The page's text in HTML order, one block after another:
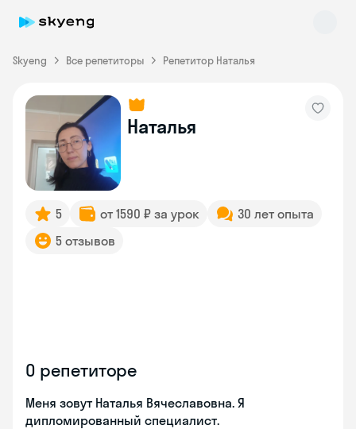
Skyeng Все репетиторы Репетитор Наталья
Наталья
5 от 1590 ₽ за урок
30 лет опыта
5 отзывов
О репетиторе
Меня зовут Наталья Вячеславовна. Я
дипломированный специалист.
Skyeng Chat
online